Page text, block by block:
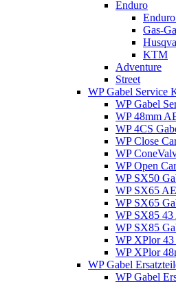
Enduro
Gas-
KTM
Adventure
Street
WP Gabel Service
WP Gabel
WP 48mm
WP 4CS
WP Close
WP
WP Open
WP SX50
WP SX65
WP SX65
WP SX85 43
WP SX85
WP XPlor 43
WP XPlor
WP Gabel
WP Gabel